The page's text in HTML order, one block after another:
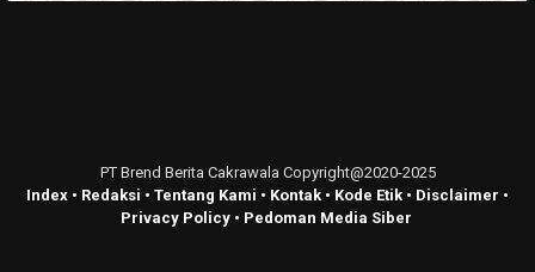
PT Brend Berita Cakrawala Copyright@2020-2025
Index • Redaksi • Tentang Kami • Kontak • Kode Etik • Disclaimer •
Privacy Policy• Pedoman Media Siber